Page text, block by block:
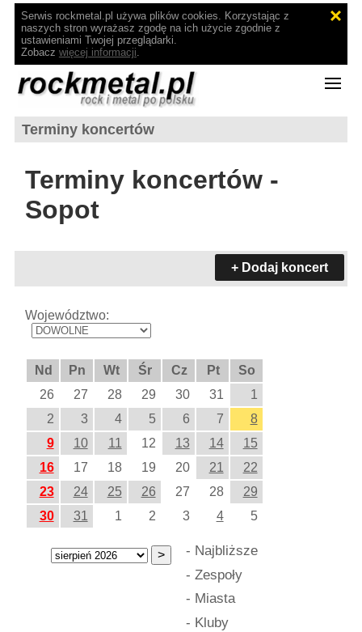
Serwis rockmetal.pl używa plików cookies. Korzystając z
naszych stron wyrażasz zgodę na ich użycie zgodnie z
ustawieniami Twojej przeglądarki.
Zobacz więcej informacji.
Terminy koncertów
Terminy koncertów -
Sopot
+ Dodaj koncert
Województwo:
Nd Pn Wt Śr Cz Pt
So
26
27 28 29 30 31
1
2
3 4 5 6 7
8
9
10 11 12 13 14
15
16
17 18 19 20 21
22
23
24 25 26 27 28
29
30
31 1 2 3 4 5
- Najbliższe
- Zespoły
- Miasta
- Kluby